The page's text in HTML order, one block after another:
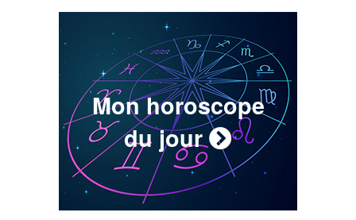
Mon horoscope
du jour